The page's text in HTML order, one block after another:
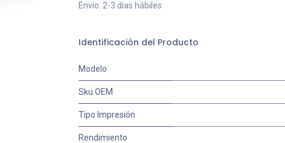
Envío: 2-3 días hábiles
Identificación del Producto
Modelo
Sku OEM
Tipo Impresión
Rendimiento